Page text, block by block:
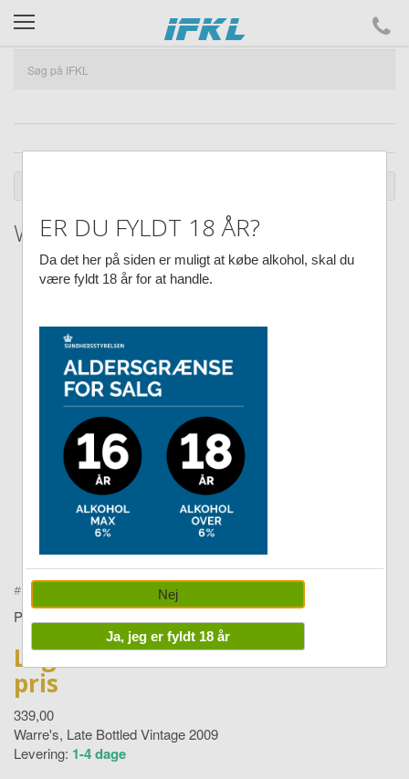
ifkl
Warre's, Late Bottled Vintage 2009
Double
tap to
zoom
#
PORTVIN
Log ind for
pris
339,00
Warre's, Late Bottled Vintage 2009
Levering: 1-4 dage
ER DU FYLDT 18 ÅR?
Da det her på siden er muligt at købe alkohol, skal du
være fyldt 18 år for at handle.
Nej
Ja, jeg er fyldt 18 år